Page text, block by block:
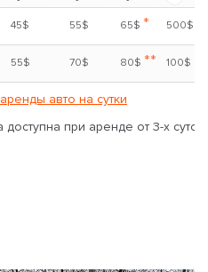
45$ 55$ 65$ * 500$
55$ 70$ 80$ ** 100$
авто на сутки
при аренде от 3-х суток